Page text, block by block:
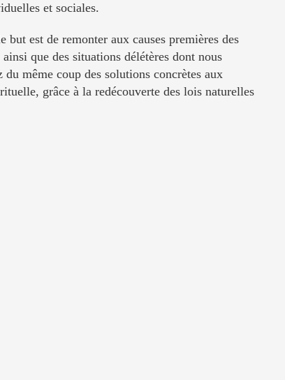
et sociales.
but est de remonter aux causes premières des
que des situations délétères dont nous
même coup des solutions concrètes aux
grâce à la redécouverte des lois naturelles